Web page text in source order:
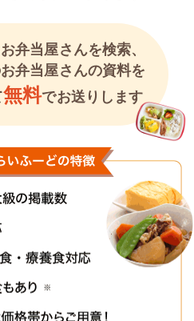
弁当屋さんを検索、
弁当屋さんの資料を
無料でお送りします